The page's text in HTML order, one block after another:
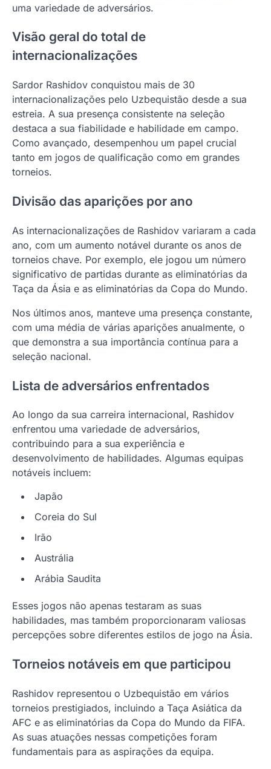
uma variedade de adversários.
Visão geral do total de
internacionalizações
Sardor Rashidov conquistou mais de 30
internacionalizações pelo Uzbequistão desde a sua
estreia. A sua presença consistente na seleção
destaca a sua fiabilidade e habilidade em campo.
Como avançado, desempenhou um papel crucial
tanto em jogos de qualificação como em grandes
torneios.
Divisão das aparições por ano
As internacionalizações de Rashidov variaram a cada
ano, com um aumento notável durante os anos de
torneios chave. Por exemplo, ele jogou um número
significativo de partidas durante as eliminatórias da
Taça da Ásia e as eliminatórias da Copa do Mundo.
Nos últimos anos, manteve uma presença constante,
com uma média de várias aparições anualmente, o
que demonstra a sua importância contínua para a
seleção nacional.
Lista de adversários enfrentados
Ao longo da sua carreira internacional, Rashidov
enfrentou uma variedade de adversários,
contribuindo para a sua experiência e
desenvolvimento de habilidades. Algumas equipas
notáveis incluem:
Japão
Coreia do Sul
Irão
Austrália
Arábia Saudita
Esses jogos não apenas testaram as suas
habilidades, mas também proporcionaram valiosas
percepções sobre diferentes estilos de jogo na Ásia.
Torneios notáveis em que participou
Rashidov representou o Uzbequistão em vários
torneios prestigiados, incluindo a Taça Asiática da
AFC e as eliminatórias da Copa do Mundo da FIFA.
As suas atuações nessas competições foram
fundamentais para as aspirações da equipa.